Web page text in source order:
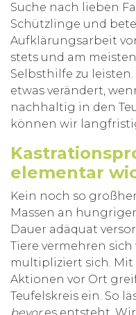
Suche nach lieben
Schützlinge und
Aufklärungsarbeit
stets und am
Selbsthilfe zu
etwas verändert,
nachhaltig in den
können wir
elementar
Kein noch so
Massen an
Dauer adäquat
Tiere vermehren
multipliziert sich. Mit
Aktionen vor Ort
Teufelskreis ein. So